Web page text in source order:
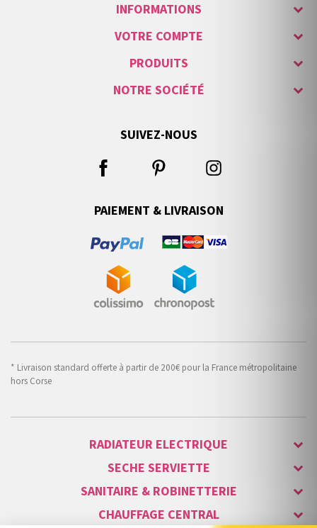
INFORMATIONS
VOTRE COMPTE
PRODUITS
NOTRE SOCIÉTÉ
SUIVEZ-NOUS
PAIEMENT & LIVRAISON
* Livraison standard offerte à partir de 200€ pour la France métropolitaine
hors Corse
RADIATEUR ELECTRIQUE
SECHE SERVIETTE
SANITAIRE & ROBINETTERIE
CHAUFFAGE CENTRAL